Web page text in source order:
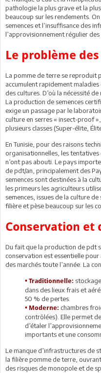
pathologie la plus grave et la
beaucoup sur les rendements.
semences et l’insuffisance des
l’approvisionnement régulier des
Le problème
La pomme de terre se reproduit
accumulent rapidement
des cultures. D’où la nécessité
La production de semences
exige un passage par le
culture en serres « insect-proof
plusieurs classes (Super-élite,
En Tunisie, pour des raisons
organisationnelles, les
n’ont pas abouti. Le pays
de pdt/an, principalement des
semences sont destinées à la
les primeurs les agriculteurs
semences, issues de la culture
filière et pèse beaucoup sur les
Conservation et
Du fait que la production de pdt
conservation est essentielle
des marchés toute l’année. La
• Traditionnelle:
dans des lieux frais et
50 % de pertes.
• Moderne: chambres
contrôlées). Elle permet
d’étaler
importants et une
Le manque d’infrastructures de
la filière pomme de terre,
des risques de monopole et de